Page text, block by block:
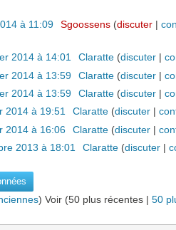
à 11:09 Sgoossens (discuter|
2014 à 14:01 Claratte (discuter|
2014 à 13:59 Claratte (discuter|
2014 à 13:59 Claratte (discuter|
2014 à 19:51 Claratte (discuter|
2014 à 16:06 Claratte (discuter|
2013 à 18:01 Claratte (discuter|
) Voir (50 plus récentes | 50